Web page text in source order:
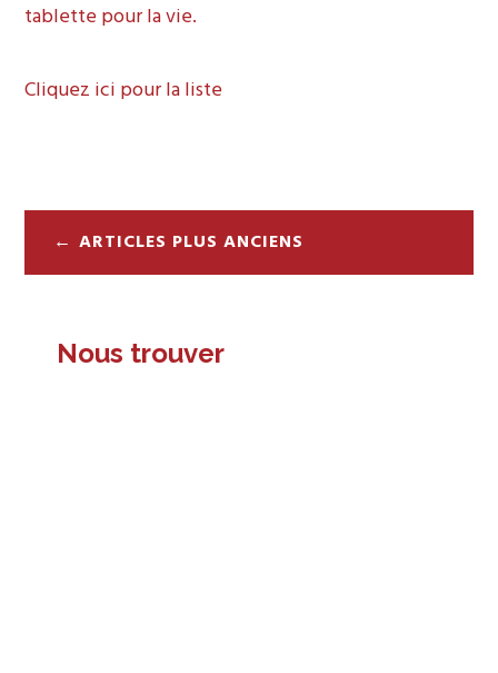
tablette pour la vie.
Cliquez ici pour la liste
Navigation
des
ARTICLES PLUS ANCIENS
Nous trouver